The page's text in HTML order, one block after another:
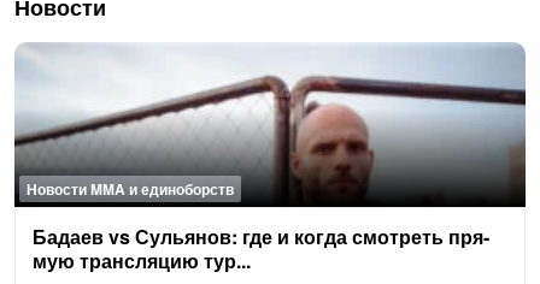
Новости
Новости MMA и единоборств
Ба­да­ев vs Суль­янов: где и ког­да смот­реть пря­
мую транс­ля­цию тур...